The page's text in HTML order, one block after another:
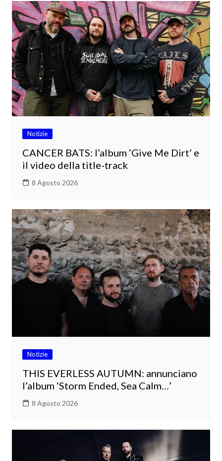
Notizie
CANCER BATS: l’album ‘Give Me Dirt’ e
il video della title-track
8 Agosto 2026
Notizie
THIS EVERLESS AUTUMN: annunciano
l’album ‘Storm Ended, Sea Calm…’
8 Agosto 2026